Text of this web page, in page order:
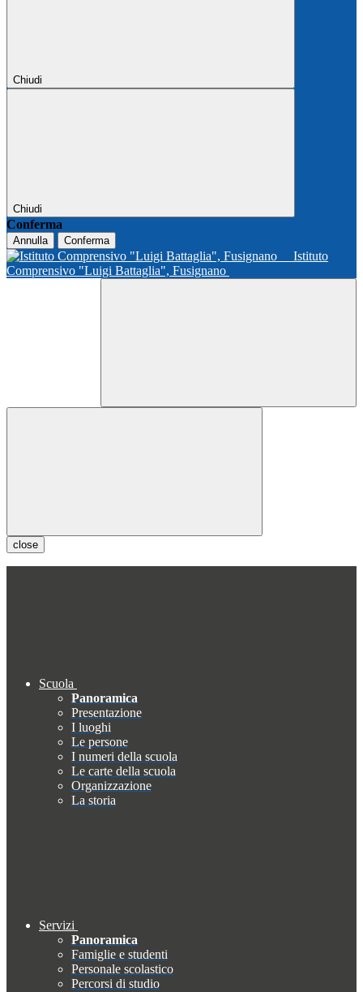
Chiudi
Chiudi
Conferma
Annulla Conferma
Istituto
Comprensivo "Luigi Battaglia", Fusignano
close
Scuola
Panoramica
Presentazione
I luoghi
Le persone
I numeri della scuola
Le carte della scuola
Organizzazione
La storia
Servizi
Panoramica
Famiglie e studenti
Personale scolastico
Percorsi di studio